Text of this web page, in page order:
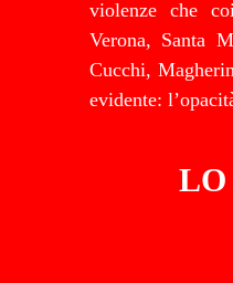
violenze che
Verona, Santa
Cucchi,
evidente:
LO